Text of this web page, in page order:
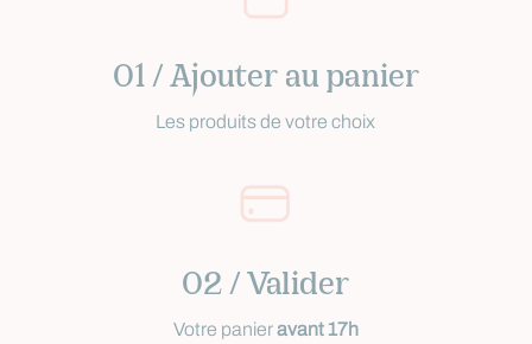
01 / Ajouter au panier
Les produits de votre choix
02 / Valider
Votre panieravant 17h